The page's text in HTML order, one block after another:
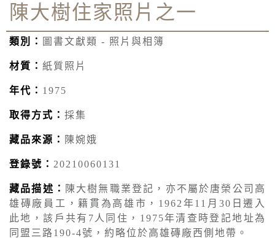
陳大樹住家照片之一
類別： 圖書文獻類 - 照片與相簿
材質： 紙質照片
年代： 1975
取得方式： 採集
藏品來源： 陳婉娥
登錄號： 20210060131
藏品描述：
陳大樹無職業登記，亦不屬於唐榮公司高
雄磚廠員工，籍貫為高雄市，1962年11月30日遷入
此地，該戶共有7人同住，1975年清查時登記地址為
同盟三路190-4號，約略位於高雄磚廠西側地帶。